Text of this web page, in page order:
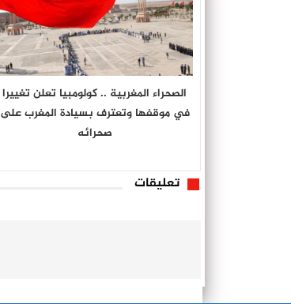
الصحراء المغربية .. كولومبيا تعلن تغييرا
في موقفها وتعترف بسيادة المغرب على
صحرائه
تعليقات